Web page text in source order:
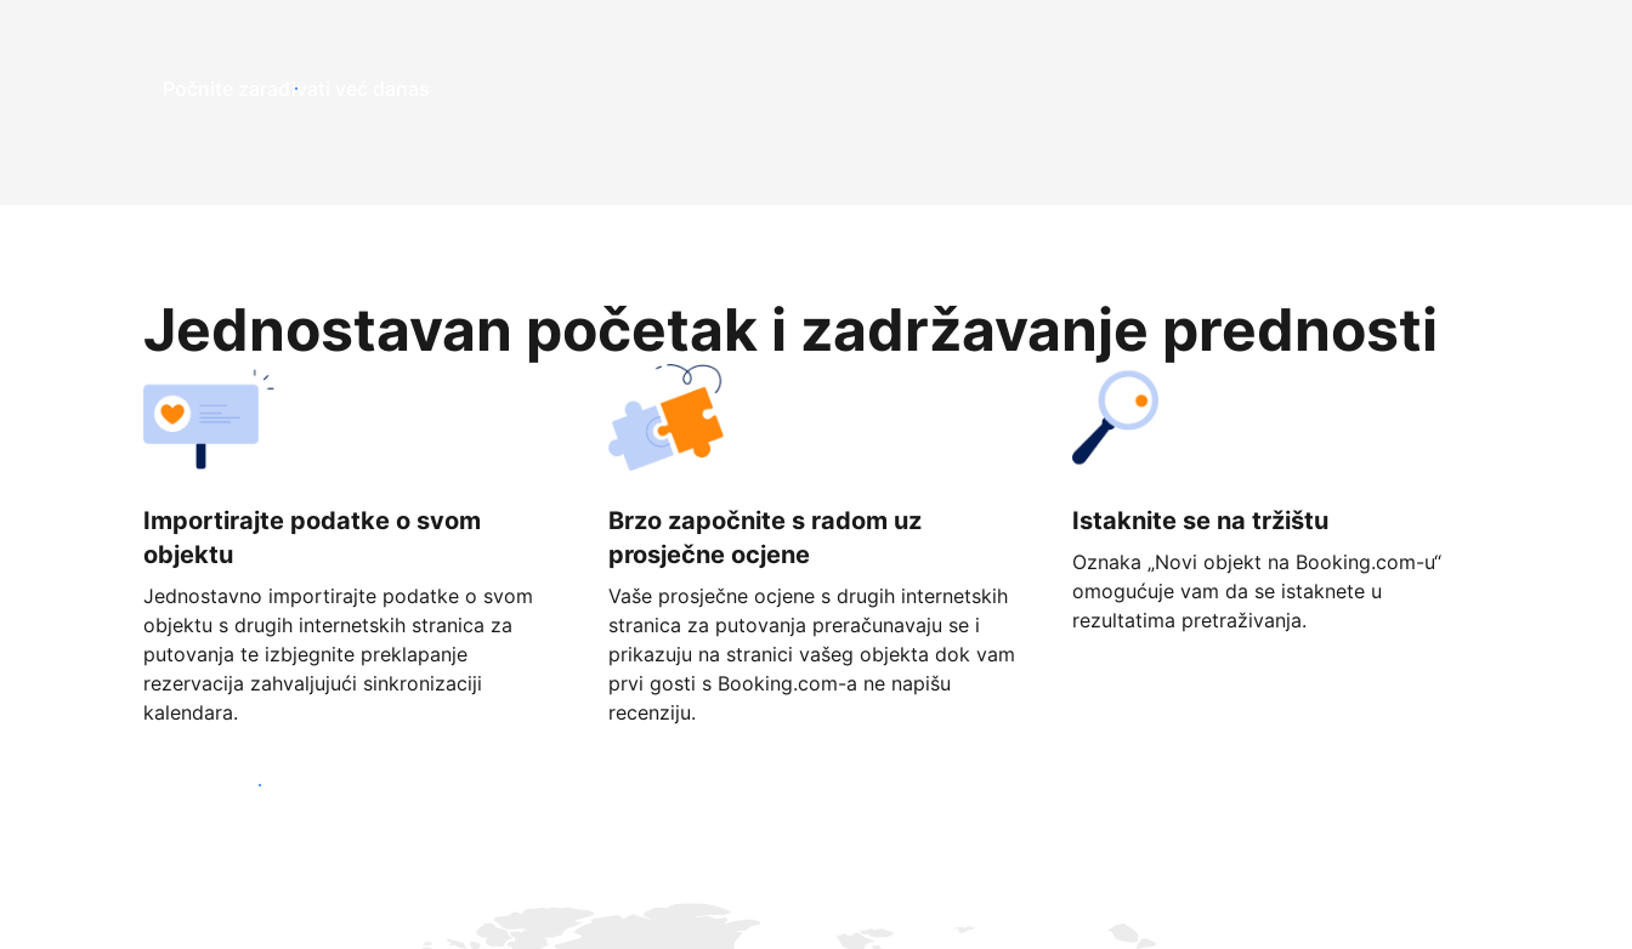
Počnite zarađivati već ​​danas
Jednostavan početak i zadržavanje prednosti
Importirajte podatke o svom
objektu
Jednostavno importirajte podatke o svom
objektu s drugih internetskih stranica za
putovanja te izbjegnite preklapanje
rezervacija zahvaljujući sinkronizaciji
kalendara.
Brzo započnite s radom uz
prosječne ocjene
Vaše prosječne ocjene s drugih internetskih
stranica za putovanja preračunavaju se i
prikazuju na stranici vašeg objekta dok vam
prvi gosti s Booking.com-a ne napišu
recenziju.
Istaknite se na tržištu
Oznaka „Novi objekt na Booking.com-u“
omogućuje vam da se istaknete u
rezultatima pretraživanja.
Započnite već danas